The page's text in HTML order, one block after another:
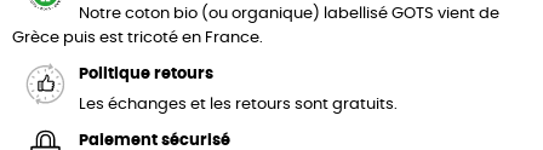
Notre coton bio (ou organique) labellisé GOTS vient de
Grèce puis est tricoté en France.
Politique retours
Les échanges et les retours sont gratuits.
Paiement sécurisé